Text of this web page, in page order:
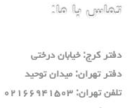
تماس با ما:
دفتر كرج: خيابان درختي
دفتر تهران: ميدان توحيد
تلفن تهران: ٠٢١٦٦٩٤١٥٠٣